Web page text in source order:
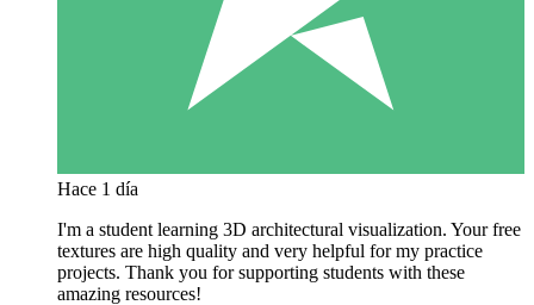
Hace 1 día
I'm a student learning 3D architectural visualization. Your free
textures are high quality and very helpful for my practice
projects. Thank you for supporting students with these
amazing resources!